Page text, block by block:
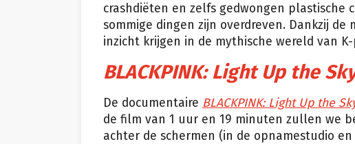
crashdiëten en zelfs gedwongen plastische
sommige dingen zijn overdreven. Dankzij de
inzicht krijgen in de mythische wereld van
BLACKPINK: Light Up the
De documentaire BLACKPINK: Light Up the
de film van 1 uur en 19 minuten zullen we
achter de schermen (in de opnamestudio